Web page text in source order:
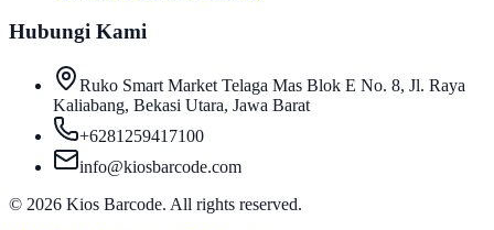
Hubungi Kami
Ruko Smart Market Telaga Mas Blok E No. 8, Jl. Raya
Kaliabang, Bekasi Utara, Jawa Barat
+6281259417100
info@kiosbarcode.com
© 2026 Kios Barcode. All rights reserved.